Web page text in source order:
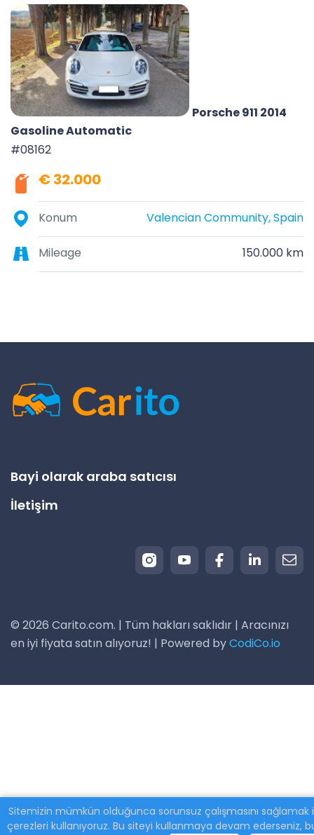
Porsche 911 2014
Gasoline Automatic
#08162
€ 32.000
Konum Valencian Community, Spain
Mileage 150.000 km
Bayi olarak araba satıcısı
İletişim
© 2026 Carito.com. | Tüm hakları saklıdır | Aracınızı
en iyi fiyata satın alıyoruz! | Powered byCodiCo.io
Sitemizin mümkün olduğunca sorunsuz çalışmasını sağlamak
çerezleri kullanıyoruz. Bu siteyi kullanmaya devam ederseniz,